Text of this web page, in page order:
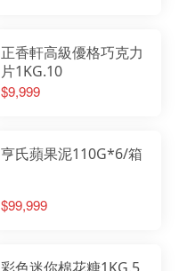
正香軒高級優格巧克力
片1KG.10
$9,999
亨氏蘋果泥110G*6/箱
$99,999
彩色迷你棉花糖1KG.5